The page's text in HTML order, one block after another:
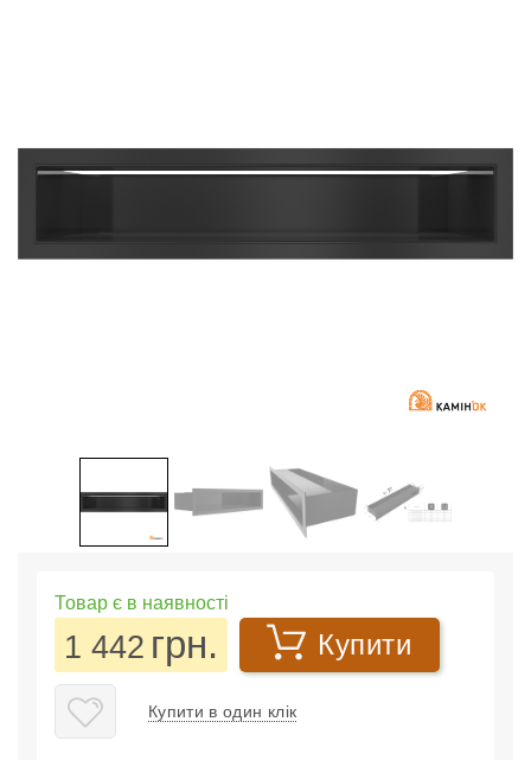
Товар є в наявності
1 442 грн. Купити
Купити в один клік